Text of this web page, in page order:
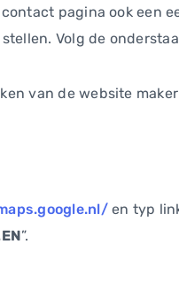
contact pagina ook een
Volg de
van de website
en typ
”.